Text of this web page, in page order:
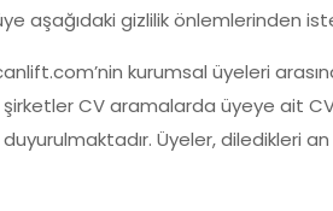
aşağıdaki gizlilik önlemlerinden
kurumsal üyeleri
CV aramalarda üyeye ait
Üyeler, diledikleri